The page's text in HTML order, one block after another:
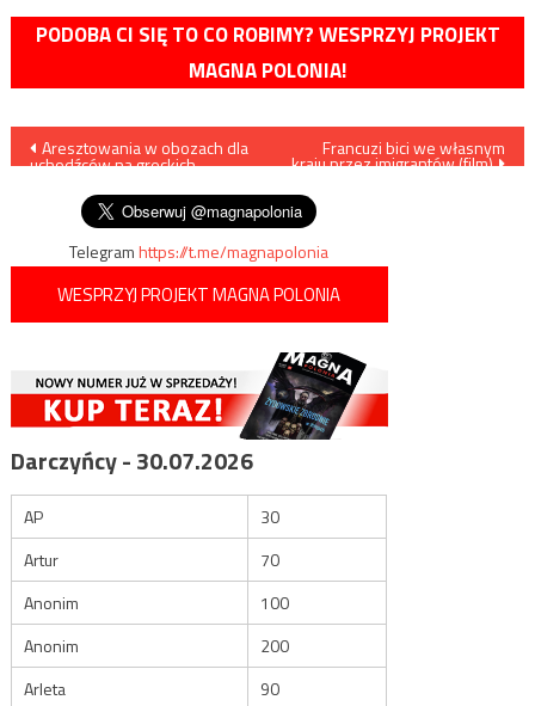
PODOBA CI SIĘ TO CO ROBIMY? WESPRZYJ PROJEKT
MAGNA POLONIA!
Nawigacja
wpisu
Aresztowania w obozach dla
uchodźców na greckich
Francuzi bici we własnym
kraju przez imigrantów (film)
Telegramhttps://t.me/magnapolonia
WESPRZYJ PROJEKT MAGNA POLONIA
Darczyńcy - 30.07.2026
AP
30
Artur
70
Anonim
100
Anonim
200
Arleta
90